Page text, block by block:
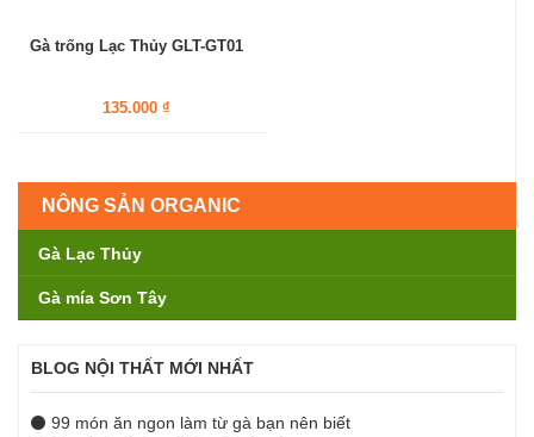
Gà trống Lạc Thủy GLT-GT01
135.000 ₫
NÔNG SẢN ORGANIC
Gà Lạc Thủy
Gà mía Sơn Tây
BLOG NỘI THẤT MỚI NHẤT
99 món ăn ngon làm từ gà bạn nên biết